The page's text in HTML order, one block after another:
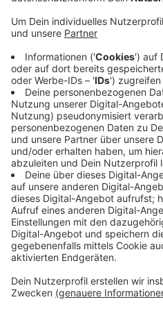
heute und noch einmal
übermorgen sind für den
vorgesehen. Gedacht sind
Mitarbeiter mehrerer
Bislang verlaufe die
ohne Probleme, hieß es
Euskirchen Anfrage. Die
waren auch im Kreis
gestartet. Die ersten 180
Bewohner und Mitarbeiter
Mechernich. Außerdem
Veröffentlicht:Dienstag,
Anzeige